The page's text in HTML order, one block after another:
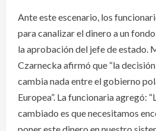
Ante este escenario, los
para canalizar el dinero a un
la aprobación del jefe de estado.
Czarnecka afirmó que “la
cambia nada entre el gobierno
Europea”. La funcionaria agregó:
cambiado es que necesitamos